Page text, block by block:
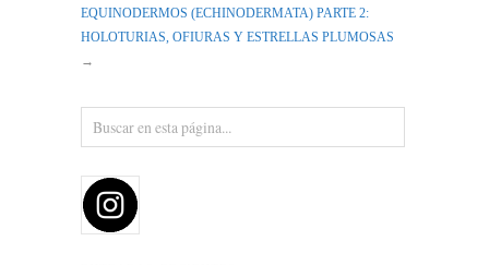
EQUINODERMOS (ECHINODERMATA) PARTE 2:
HOLOTURIAS, OFIURAS Y ESTRELLAS PLUMOSAS
→